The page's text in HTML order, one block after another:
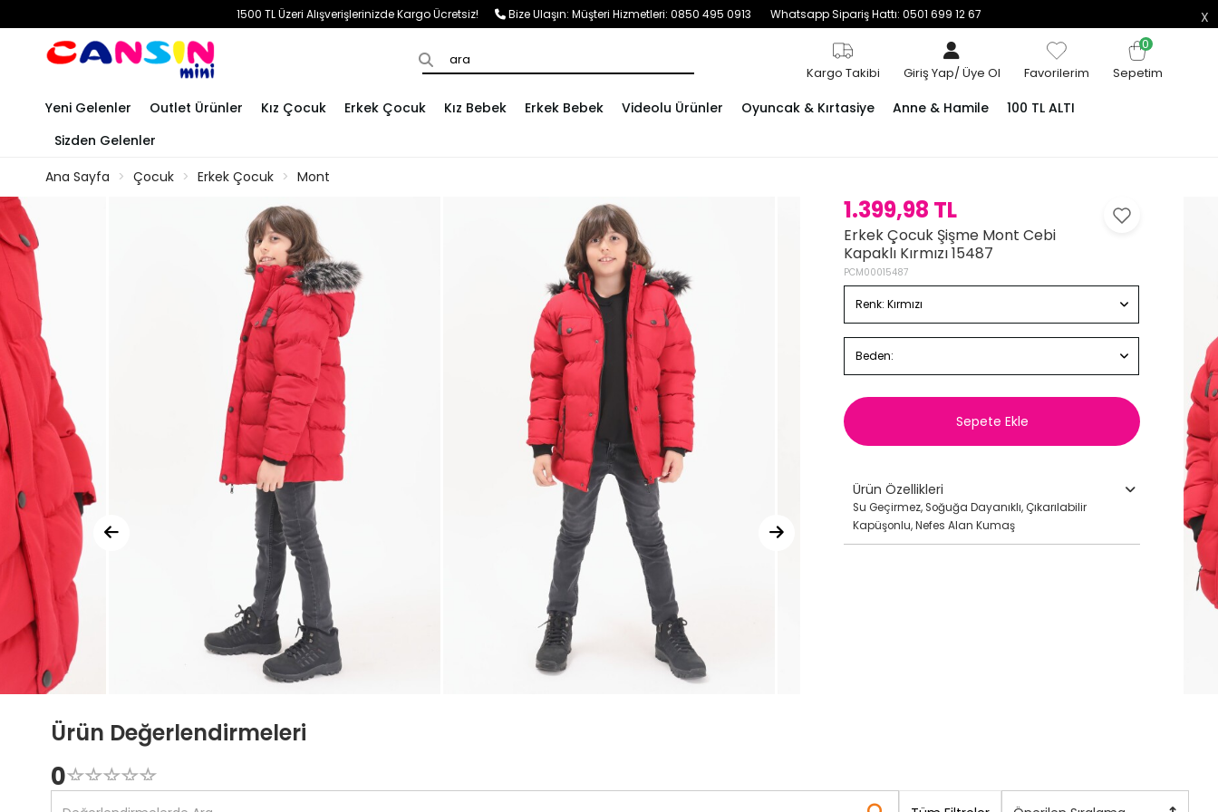
1500 TL Üzeri Alışverişlerinizde Kargo Ücretsiz! Bize Ulaşın: Müşteri Hizmetleri: 0850 495 0913 Whatsapp Sipariş Hattı: 0501 699 12 67
Kargo Takibi Giriş Yap/Üye Ol Favorilerim
0
Sepetim
Yeni Gelenler Outlet Ürünler Kız Çocuk Erkek Çocuk Kız Bebek Erkek Bebek Videolu Ürünler Oyuncak & Kırtasiye Anne & Hamile
100 TL ALTI
Sizden Gelenler
Ana Sayfa
Çocuk Erkek Çocuk Mont
1.399,98 TL
Erkek Çocuk Şişme Mont Cebi
Kapaklı Kırmızı 15487
PCM00015487
Renk:Kırmızı
Beden:
Sepete Ekle
Ürün Özellikleri
Su Geçirmez, Soğuğa Dayanıklı, Çıkarılabilir
Kapüşonlu, Nefes Alan Kumaş
Ürün Değerlendirmeleri
0☆☆☆☆☆
★★★★★